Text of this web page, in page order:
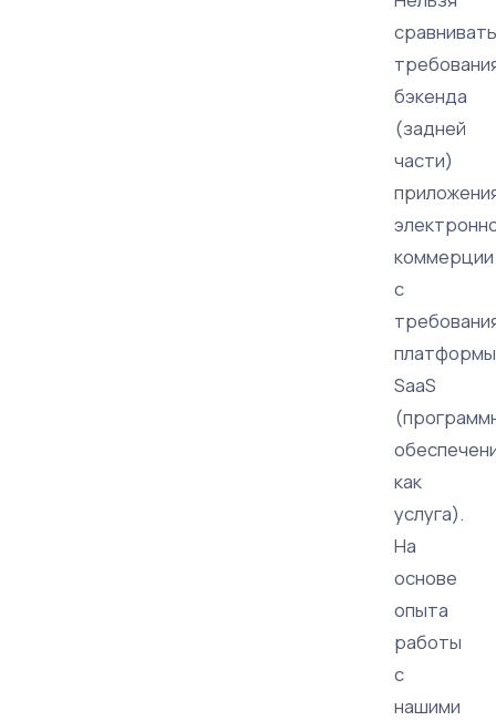
сравнивать
бэкенда
(задней
части)
коммерции
с
платформы
SaaS
как
услуга).
На
основе
опыта
работы
с
нашими